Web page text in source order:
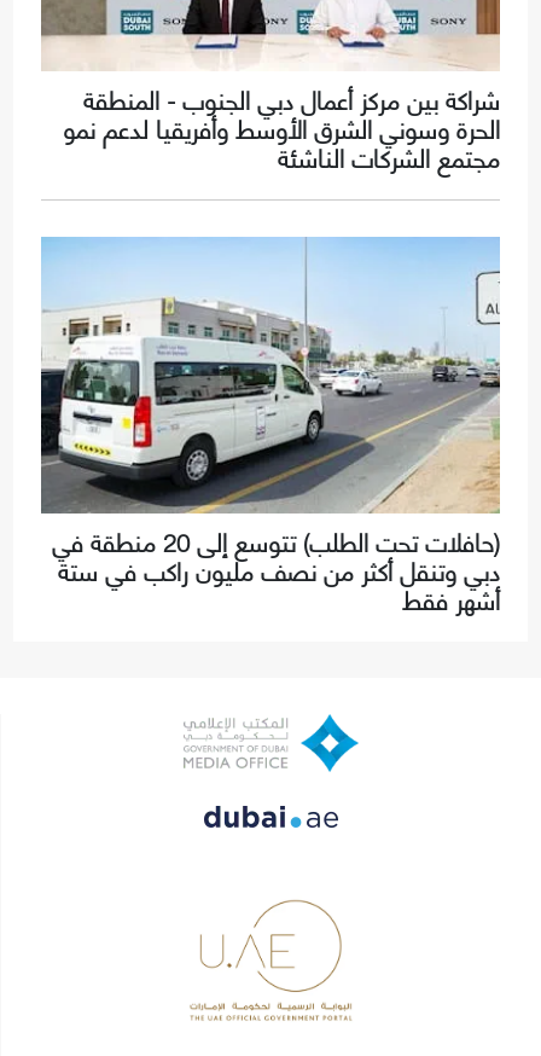
شراكة بين مركز أعمال دبي الجنوب - المنطقة
الحرة وسوني الشرق الأوسط وأفريقيا لدعم نمو
مجتمع الشركات الناشئة
(حافلات تحت الطلب) تتوسع إلى 20 منطقة في
دبي وتنقل أكثر من نصف مليون راكب في ستة
أشهر فقط